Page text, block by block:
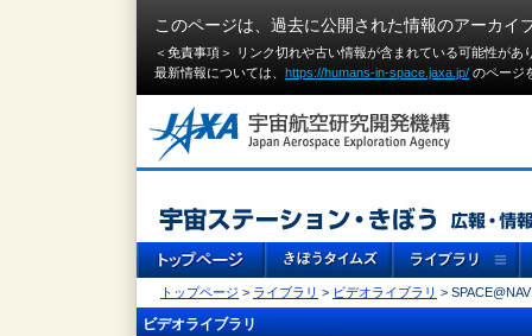
このページは、過去に公開された情報のアーカイ
＜免責事項＞ リンク切れや古い情報が含まれている可能性が
最新情報については、 https://humans-in-space.jaxa.jp/ のページ
トップページ > ライブラリ > ビデオライブラリ >
ビデオライブラリ